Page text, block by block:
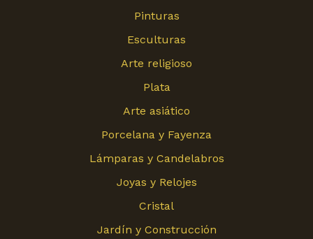
Pinturas
Esculturas
Arte religioso
Plata
Arte asiático
Porcelana y Fayenza
Lámparas y Candelabros
Joyas y Relojes
Cristal
Jardín y Construcción